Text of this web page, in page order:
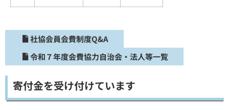
社協会員会費制度Q&A
令和７年度会費協力自治会・法人等一覧
寄付金を受け付けています